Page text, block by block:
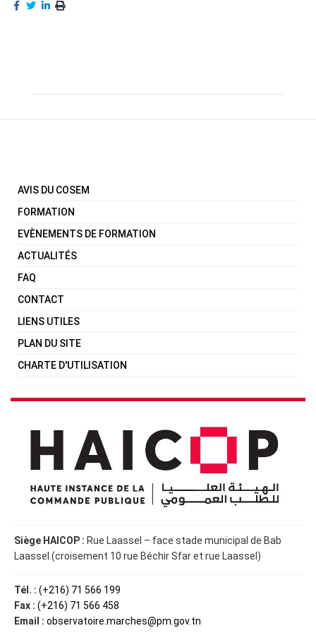
AVIS DU COSEM
FORMATION
EVÈNEMENTS DE FORMATION
ACTUALITÉS
FAQ
CONTACT
LIENS UTILES
PLAN DU SITE
CHARTE D'UTILISATION
Siège HAICOP : Rue Laassel – face stade municipal de Bab
Laassel (croisement 10 rue Béchir Sfar et rue Laassel)
Tél. : (+216) 71 566 199
Fax : (+216) 71 566 458
Email : observatoire.marches@pm.gov.tn